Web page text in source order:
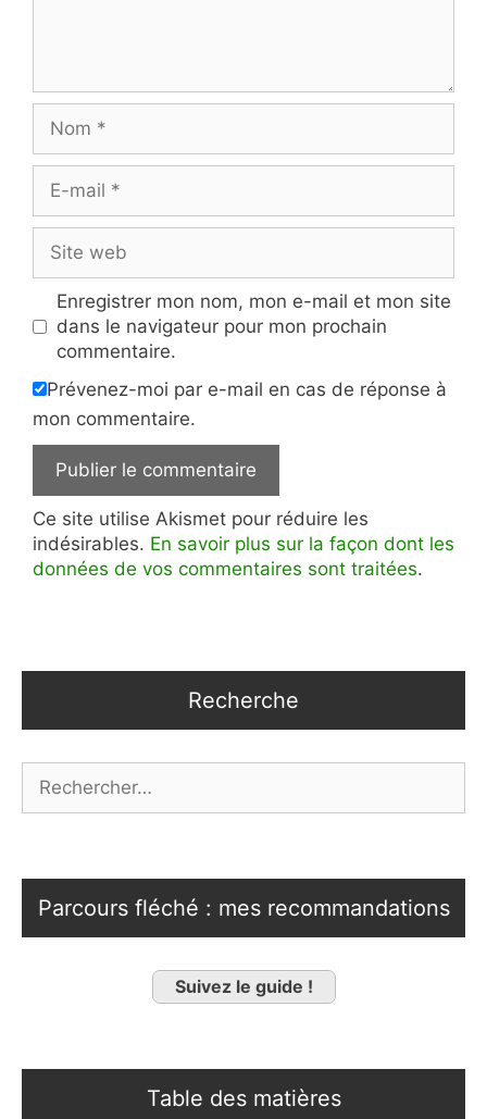
mail
web
Enregistrer mon nom, mon e-mail et mon site
dans le navigateur pour mon prochain
commentaire.
Prévenez-moi par e-mail en cas de réponse à
mon commentaire.
Ce site utilise Akismet pour réduire les
indésirables. En savoir plus sur la façon dont les
données de vos commentaires sont traitées.
Recherche
Parcours fléché : mes recommandations
Suivez le guide !
Table des matières